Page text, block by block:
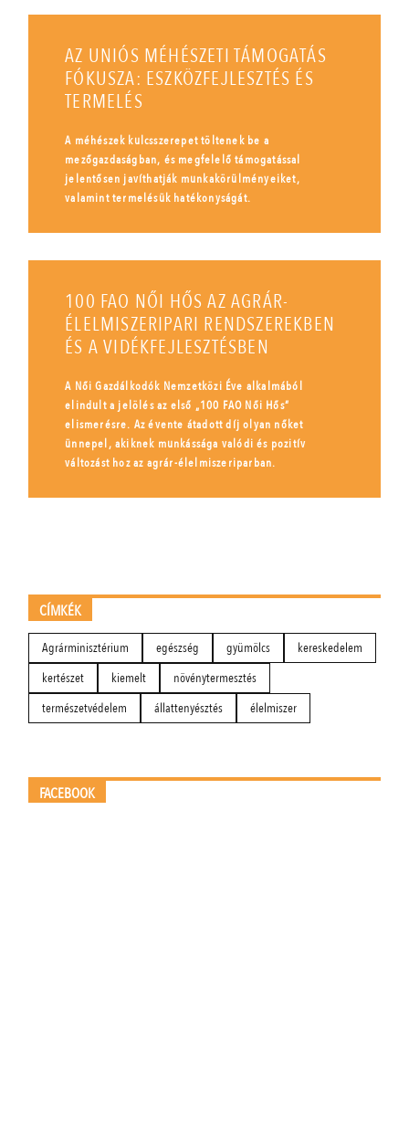
AZ UNIÓS MÉHÉSZETI TÁMOGATÁS
FÓKUSZA: ESZKÖZFEJLESZTÉS ÉS
TERMELÉS
A méhészek kulcsszerepet töltenek be a
mezőgazdaságban, és megfelelő támogatással
jelentősen javíthatják munkakörülményeiket,
valamint termelésük hatékonyságát.
100 FAO NŐI HŐS AZ AGRÁR-
ÉLELMISZERIPARI RENDSZEREKBEN
ÉS A VIDÉKFEJLESZTÉSBEN
A Női Gazdálkodók Nemzetközi Éve alkalmából
elindult a jelölés az első „100 FAO Női Hős”
elismerésre. Az évente átadott díj olyan nőket
ünnepel, akiknek munkássága valódi és pozitív
változást hoz az agrár-élelmiszeriparban.
CÍMKÉK
Agrárminisztérium egészség gyümölcs
kereskedelem
kertészet
kiemelt
növénytermesztés
természetvédelem
állattenyésztés élelmiszer
FACEBOOK